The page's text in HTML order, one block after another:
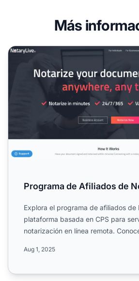
Más
Programa de Afiliados de
Programa de Afiliados de
Explora el programa de afiliados de
plataforma basada en CPS para
notarización en línea remota.
Aug 1, 2025